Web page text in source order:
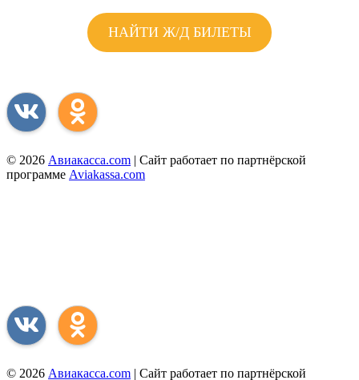
НАЙТИ Ж/Д БИЛЕТЫ
© 2026 Авиакасса.com | Сайт работает по партнёрской
программе Aviakassa.com
© 2026 Авиакасса.com | Сайт работает по партнёрской